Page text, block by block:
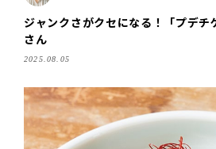
ジャンクさがクセになる！「プデ
さん
2025.08.05